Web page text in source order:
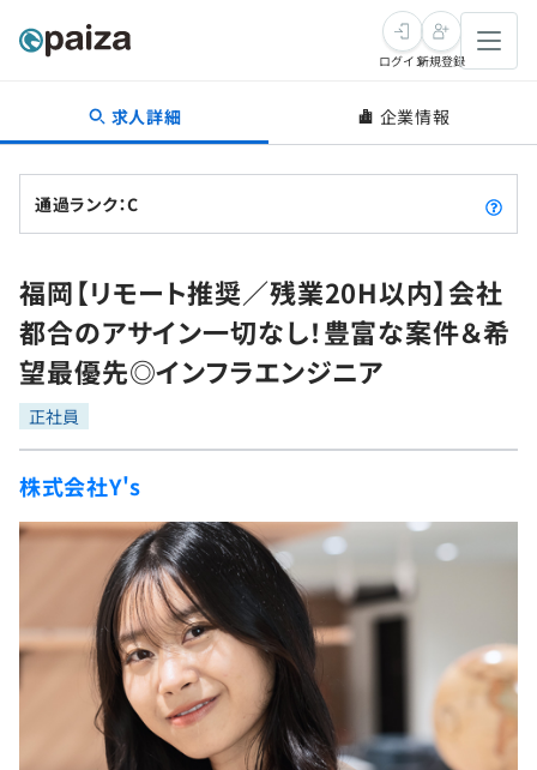
転職・キャリア
転職成功ガイド
転職エージェント
インタビュー
転職成功ガイド
新卒就活
求人検索
本選考
インターン
新卒エージェント
イベント・セミナー
インタビュー
就活成功ガイド
学習
問題集
4択課題
ナレッジ
リファレンス
個人向けプラン
プログラミング言語
評価結果一覧
再チャレンジ結果一覧
ゲーム・マンガ
Tech Team Journal
paiza times
note
paizaとは？
ログイン新規登録
求人詳細 企業情報
通過ランク：C
福岡【リモート推奨／残業20H以内】会社
都合のアサイン一切なし！豊富な案件＆希
望最優先◎インフラエンジニア
正社員
株式会社Y's